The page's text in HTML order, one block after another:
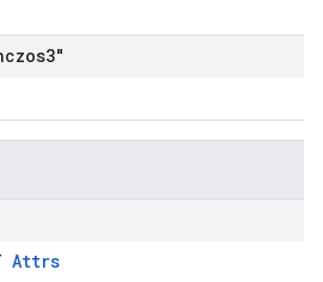
Attrs